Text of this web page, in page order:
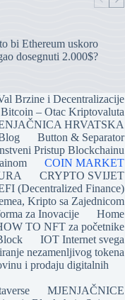
bi Ethereum uskoro
dosegnuti 2.000$?
Brzine i Decentralizacije
Bitcoin – Otac Kriptovaluta
HRVATSKA
Button & Separator
Pristup Blockchainu
COIN MARKET
CRYPTO SVIJET
(Decentralized Finance)
Kripto sa Zajednicom
za Inovacije
Home
TO NFT za početnike
IOT Internet svega
nezamenljivog tokena
i prodaju digitalnih
MJENJAČNICE